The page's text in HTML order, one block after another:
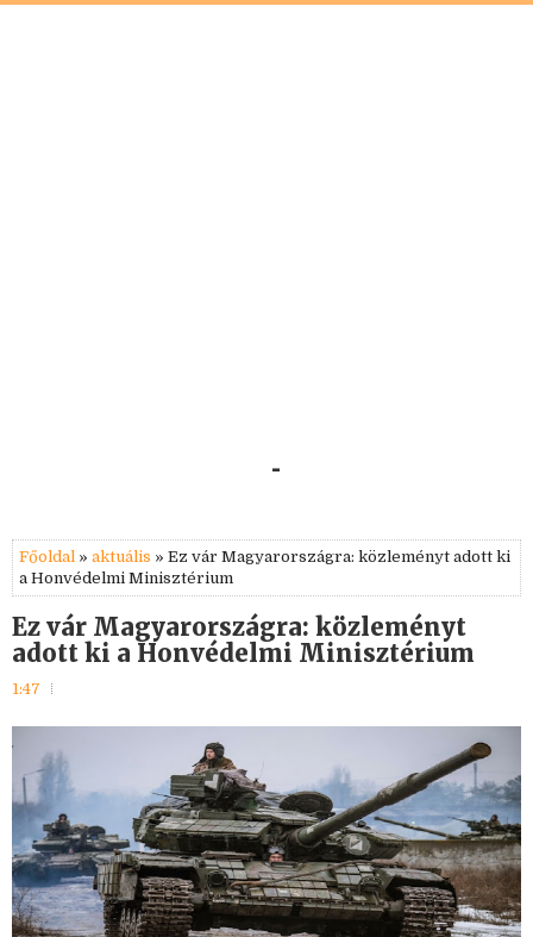
-
Főoldal » aktuális » Ez vár Magyarországra: közleményt adott ki
a Honvédelmi Minisztérium
Ez vár Magyarországra: közleményt
adott ki a Honvédelmi Minisztérium
1:47